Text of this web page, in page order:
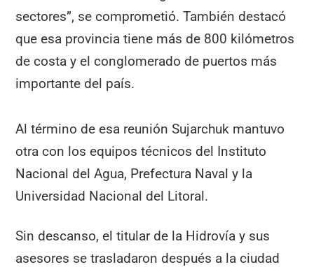
sectores”, se comprometió. También destacó
que esa provincia tiene más de 800 kilómetros
de costa y el conglomerado de puertos más
importante del país.
Al término de esa reunión Sujarchuk mantuvo
otra con los equipos técnicos del Instituto
Nacional del Agua, Prefectura Naval y la
Universidad Nacional del Litoral.
Sin descanso, el titular de la Hidrovía y sus
asesores se trasladaron después a la ciudad